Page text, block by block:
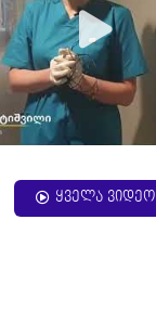
ყველა ვიდეო